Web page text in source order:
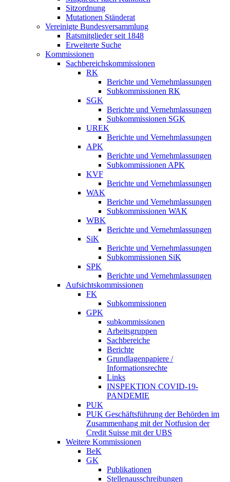
Sitzordnung
Mutationen Ständerat
Vereinigte Bundesversammlung
Ratsmitglieder seit 1848
Erweiterte Suche
Kommissionen
Sachbereichskommissionen
RK
Berichte und Vernehmlassungen
Subkommissionen RK
SGK
Berichte und Vernehmlassungen
Subkommissionen SGK
UREK
Berichte und Vernehmlassungen
APK
Berichte und Vernehmlassungen
Subkommissionen APK
KVF
Berichte und Vernehmlassungen
WAK
Berichte und Vernehmlassungen
Subkommissionen WAK
WBK
Berichte und Vernehmlassungen
SiK
Berichte und Vernehmlassungen
Subkommissionen SiK
SPK
Berichte und Vernehmlassungen
Aufsichtskommissionen
FK
Subkommissionen
GPK
subkommissionen
Arbeitsgruppen
Sachbereiche
Berichte
Grundlagenpapiere /
Informationsrechte
Links
INSPEKTION COVID-19-
PANDEMIE
PUK
PUK Geschäftsführung der Behörden im
Zusammenhang mit der Notfusion der
Credit Suisse mit der UBS
Weitere Kommissionen
BeK
GK
Publikationen
Stellenausschreibungen